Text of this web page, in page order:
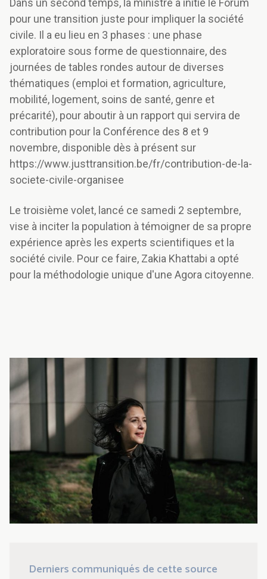
Dans un second temps, la ministre a initié le Forum
pour une transition juste pour impliquer la société
civile. Il a eu lieu en 3 phases : une phase
exploratoire sous forme de questionnaire, des
journées de tables rondes autour de diverses
thématiques (emploi et formation, agriculture,
mobilité, logement, soins de santé, genre et
précarité), pour aboutir à un rapport qui servira de
contribution pour la Conférence des 8 et 9
novembre, disponible dès à présent sur
https://www.justtransition.be/fr/contribution-de-la-
societe-civile-organisee
Le troisième volet, lancé ce samedi 2 septembre,
vise à inciter la population à témoigner de sa propre
expérience après les experts scientifiques et la
société civile. Pour ce faire, Zakia Khattabi a opté
pour la méthodologie unique d'une Agora citoyenne.
Derniers communiqués de cette source